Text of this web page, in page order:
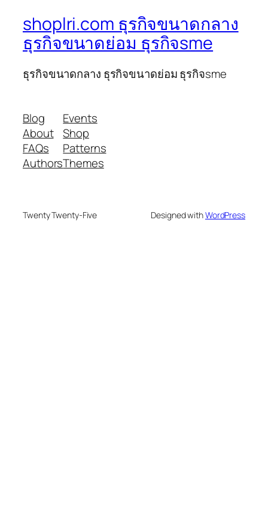
shoplri.com ธุรกิจขนาดกลาง
ธุรกิจขนาดย่อม ธุรกิจsme
ธุรกิจขนาดกลาง ธุรกิจขนาดย่อม ธุรกิจsme
Blog
About
FAQs
Authors
Events
Shop
Patterns
Themes
Twenty Twenty-Five Designed withWordPress